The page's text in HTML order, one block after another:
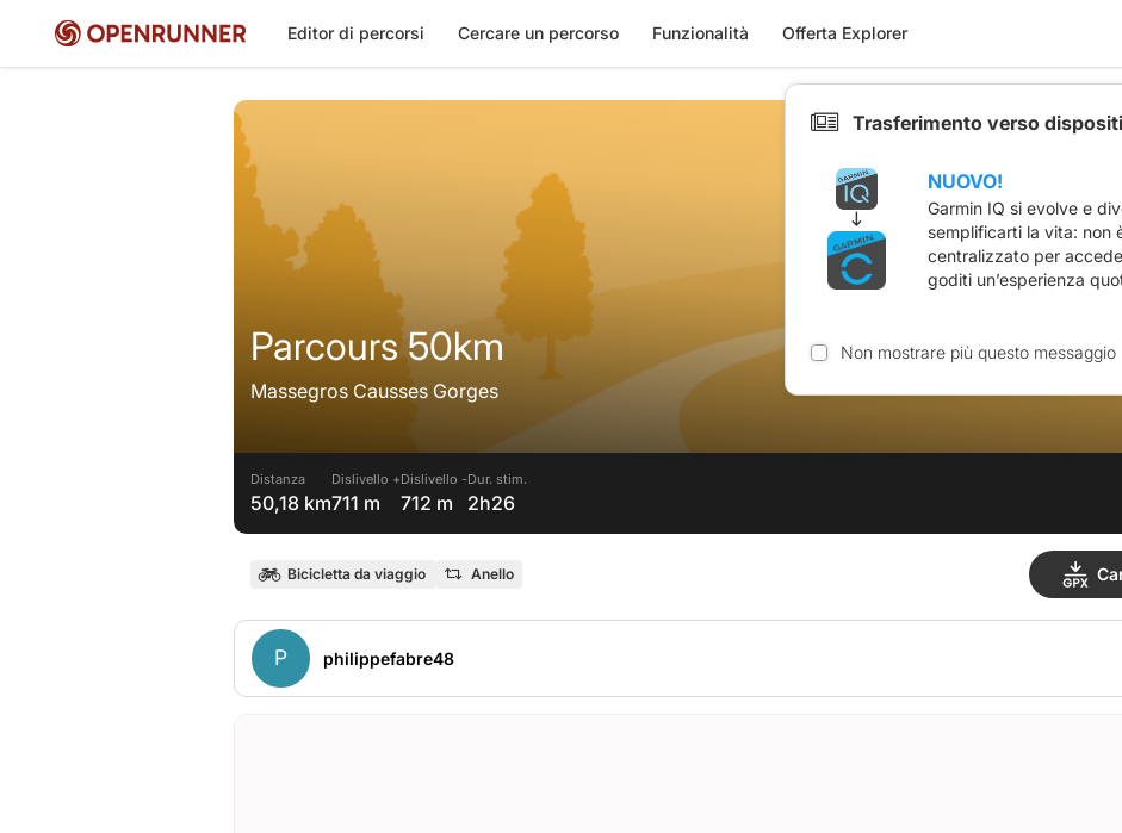
Editor di percorsi Cercare un percorso Funzionalità Offerta Explorer
Parcours 50km
Massegros Causses Gorges
Distanza
50,18 km
Dislivello +
711 m
Dislivello -
712 m
Dur. stim.
2h26
Bicicletta da viaggio Anello
P philippefabre48
Trasferimento verso
NUOVO!
Garmin IQ si evolve e
semplificarti la vita: non
centralizzato per
goditi un’esperienza
Non mostrare più questo messaggio